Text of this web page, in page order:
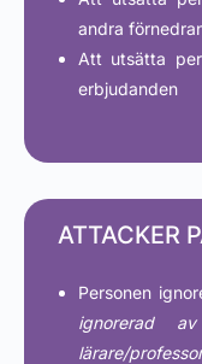
andra
Att utsätta
erbjudanden
ATTACKER
Personen
ignorerad
lärare/